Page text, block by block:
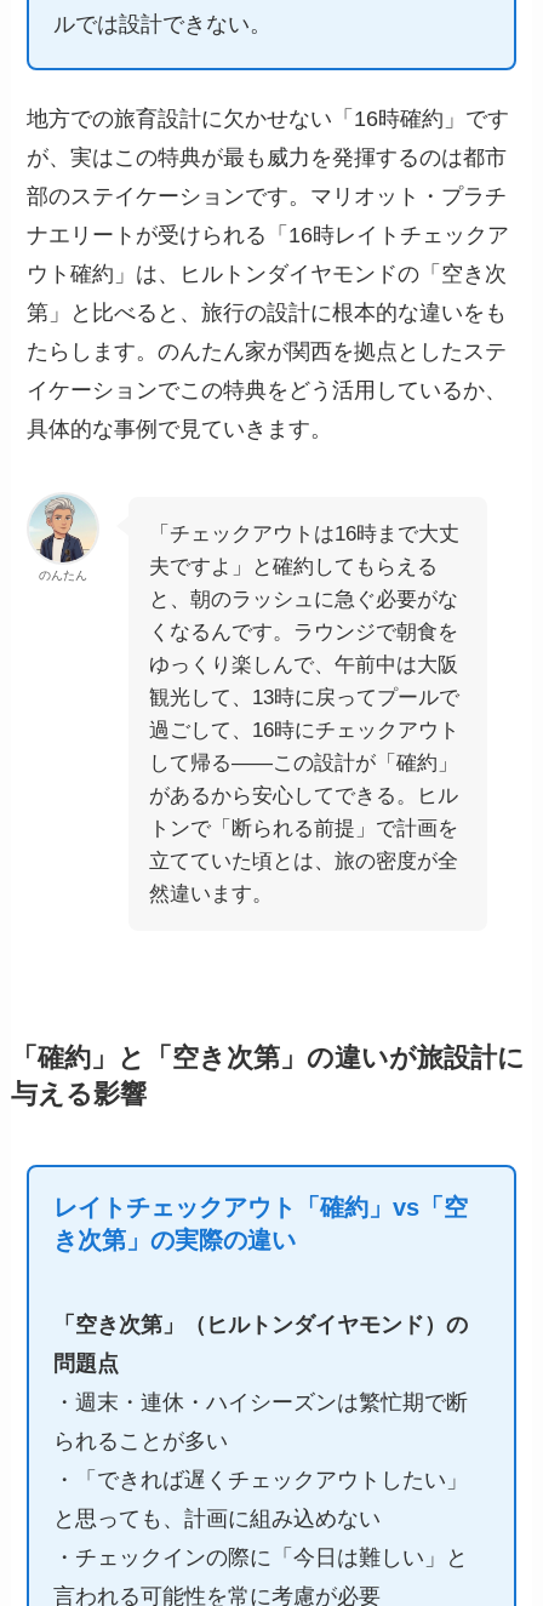
ルでは設計できない。
地方での旅育設計に欠かせない「16時確約」です
が、実はこの特典が最も威力を発揮するのは都市
部のステイケーションです。マリオット・プラチ
ナエリートが受けられる「16時レイトチェックア
ウト確約」は、
ヒルトンダイヤモンドの「空き次
第」と比べると、旅行の設計に根本的な違いをも
たらします。のんたん家が関西を拠点としたステ
イケーションでこの特典をどう活用しているか、
具体的な事例で見ていきます。
のんたん
「チェックアウトは16時まで大丈
夫ですよ」と確約してもらえる
と、朝のラッシュに急ぐ必要がな
くなるんです。ラウンジで朝食を
ゆっくり楽しんで、午前中は大阪
観光して、13時に戻ってプールで
過ごして、16時にチェックアウト
して帰る——この設計が「確約」
があるから安心してできる。ヒル
トンで「断られる前提」で計画を
立てていた頃とは、旅の密度が全
然違います。
「確約」と「空き次第」の違いが旅設計に
与える影響
レイトチェックアウト「確約」vs「空
き次第」の実際の違い
「空き次第」（ヒルトンダイヤモンド）の
問題点
・週末・連休・ハイシーズンは繁忙期で断
られることが多い
・「できれば遅くチェックアウトしたい」
と思っても、計画に組み込めない
・チェックインの際に「今日は難しい」と
言われる可能性を常に考慮が必要